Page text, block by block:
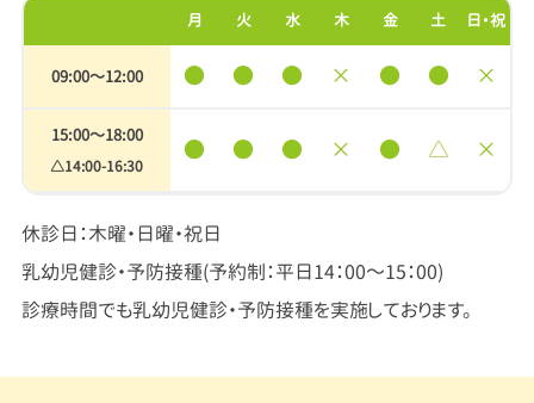
月 火 水 木 金 土 日・祝
09:00〜12:00 ● ● ● × ● ● ×
15:00〜18:00
△14:00-16:30
● ● ● × ● △ ×
休診日：木曜・日曜・祝日
乳幼児健診・予防接種(予約制：平日14：00～15：00)
診療時間でも乳幼児健診・予防接種を実施しております。